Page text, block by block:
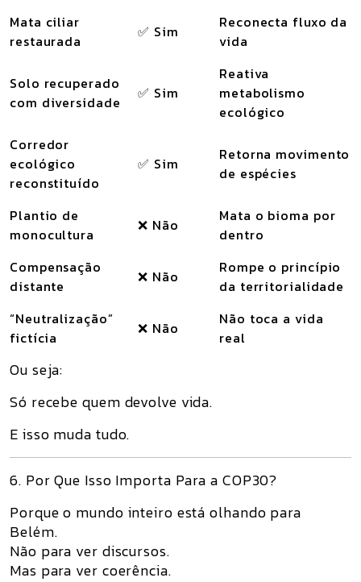
Mata ciliar
restaurada
✅ Sim
Reconecta fluxo da
vida
Solo recuperado
com diversidade
✅ Sim
Reativa
metabolismo
ecológico
Corredor
ecológico
reconstituído
✅ Sim
Retorna movimento
de espécies
Plantio de
monocultura
❌ Não
Mata o bioma por
dentro
Compensação
distante
❌ Não
Rompe o princípio
da territorialidade
“Neutralização”
fictícia
❌ Não
Não toca a vida
real
Ou seja:
Só recebe quem devolve vida.
E isso muda tudo.
6. Por Que Isso Importa Para a COP30?
Porque o mundo inteiro está olhando para
Belém.
Não para ver discursos.
Mas para ver coerência.